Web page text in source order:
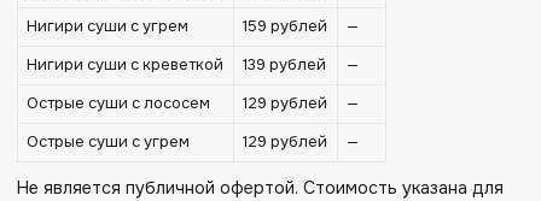
Нигири суши с угрем
159 рублей
—
Нигири суши с креветкой
139 рублей
—
Острые суши с лососем
129 рублей
—
Острые суши с угрем
129 рублей —
Не является публичной офертой. Стоимость указана для